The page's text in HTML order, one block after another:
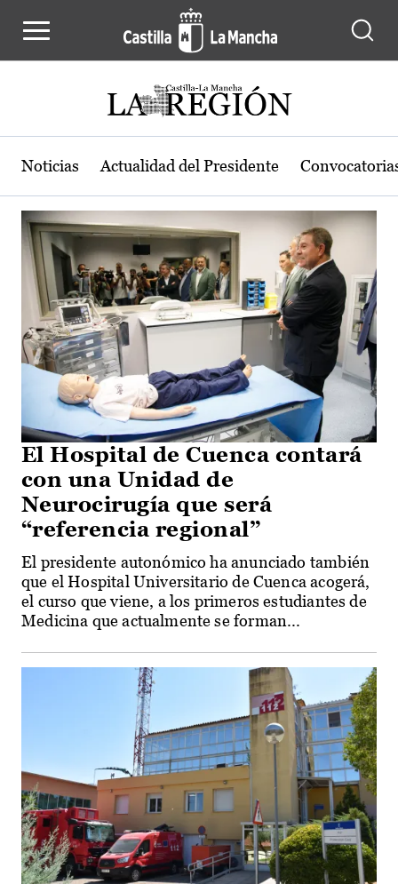
Actualidad de la región de Castilla-
Noticias Actualidad del Presidente
El Hospital de Cuenca contará
con una Unidad de
Neurocirugía que será
“referencia regional”
El presidente autonómico ha anunciado también
que el Hospital Universitario de Cuenca acogerá,
el curso que viene, a los primeros estudiantes de
Medicina que actualmente se forman...